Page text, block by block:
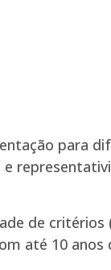
para
de critérios
até 10